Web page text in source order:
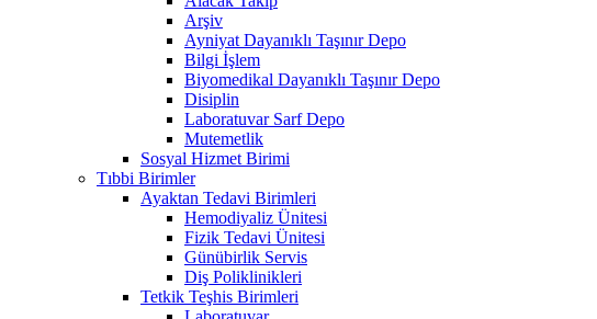
Arşiv
Ayniyat Dayanıklı Taşınır Depo
Bilgi İşlem
Biyomedikal Dayanıklı Taşınır Depo
Disiplin
Laboratuvar Sarf Depo
Mutemetlik
Sosyal Hizmet Birimi
Tıbbi Birimler
Ayaktan Tedavi Birimleri
Hemodiyaliz Ünitesi
Fizik Tedavi Ünitesi
Günübirlik Servis
Diş Poliklinikleri
Tetkik Teşhis Birimleri